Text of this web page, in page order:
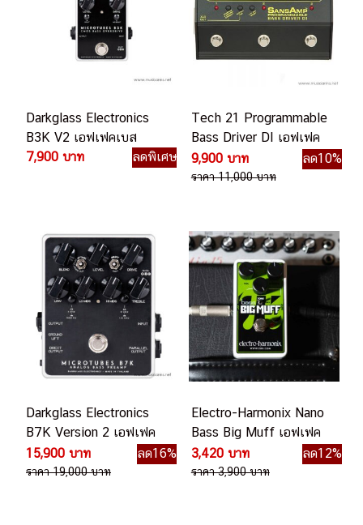
Darkglass Electronics
B3K V2 เอฟเฟคเบส
7,900 บาท
ลดพิเศษ
Tech 21 Programmable
Bass Driver DI เอฟเฟค
เบส
9,900 บาท ลด10%
ราคา 11,000 บาท
Darkglass Electronics
B7K Version 2 เอฟเฟค
เบส
15,900 บาท ลด16%
ราคา 19,000 บาท
Electro-Harmonix Nano
Bass Big Muff เอฟเฟค
เบส
3,420 บาท ลด12%
ราคา 3,900 บาท